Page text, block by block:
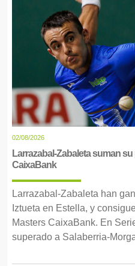
02/08/2026
Larrazabal-Zabaleta suman
CaixaBank
Larrazabal-Zabaleta han
Iztueta en Estella, y
Masters CaixaBank. En
superado a Salaberria-